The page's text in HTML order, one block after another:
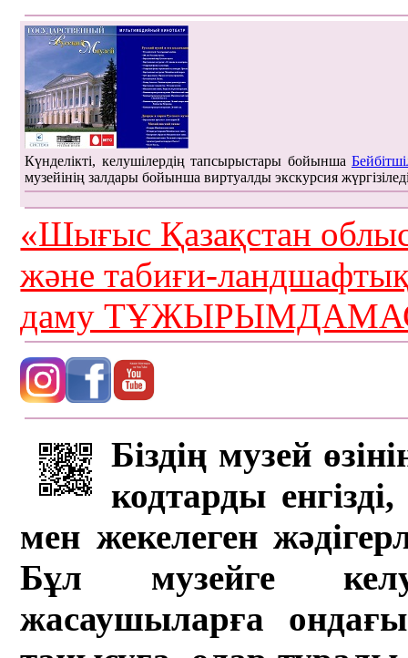
Күнделікті, келушілердің тапсырыстары бойынша
музейінің залдары бойынша виртуалды экскурсия
«Шығыс Қазақстан
және табиғи-
даму
Біздің музей
кодтарды
мен жекелеген
Бұл музейге
жасаушыларға